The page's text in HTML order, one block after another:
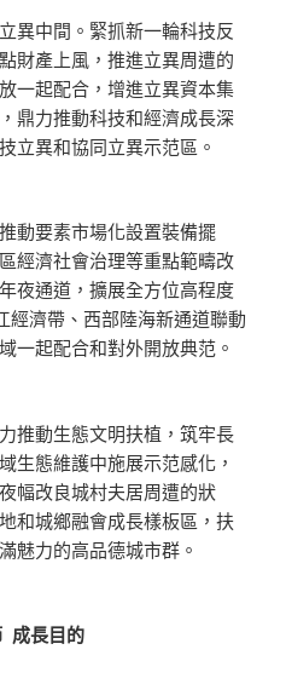
中間。緊抓新一輪科技反
財產上風，推進立異周遭的
一起配合，增進立異資本集
鼎力推動科技和經濟成長深
立異和協同立異示范區。
要素市場化設置裝備擺
經濟社會治理等重點範疇改
夜通道，擴展全方位高程度
經濟帶、西部陸海新通道聯動
一起配合和對外開放典范。
動生態文明扶植，筑牢長
生態維護中施展示范感化，
幅改良城村夫居周遭的狀
和城鄉融會成長樣板區，扶
魅力的高品德城市群。
成長目的